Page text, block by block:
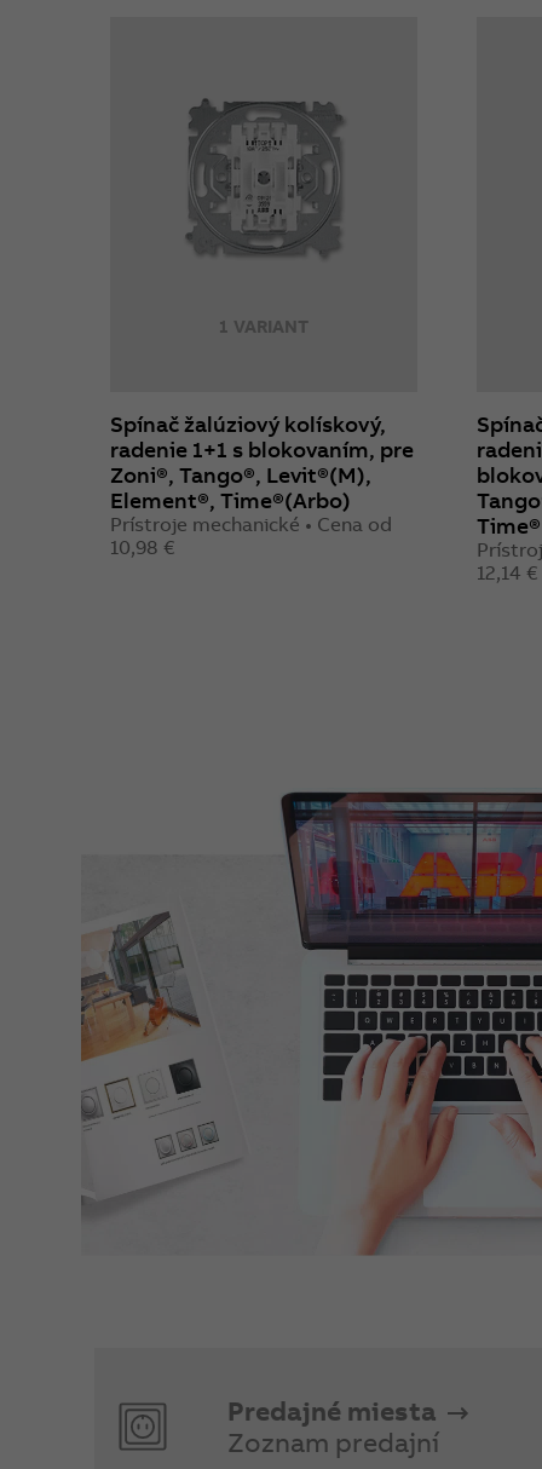
1 VARIANT
Spínač žalúziový kolískový,
radenie 1+1 s blokovaním, pre
Zoni®, Tango®, Levit®(M),
Element®, Time®(Arbo)
Prístroje mechanické • Cena od
10,98 €
12,14 €
Predajné miesta
Zoznam predajní